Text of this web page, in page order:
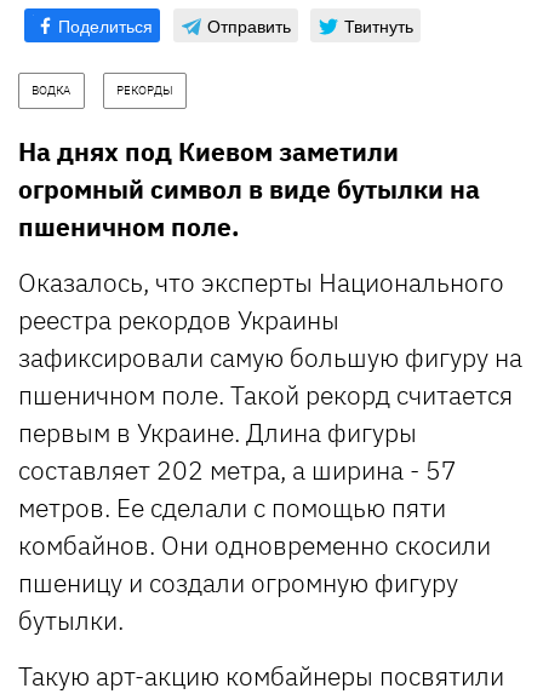
Поделиться Отправить Твитнуть
ВОДКА РЕКОРДЫ
На днях под Киевом заметили
огромный символ в виде бутылки на
пшеничном поле.
Оказалось, что эксперты Национального
реестра рекордов Украины
зафиксировали самую большую фигуру на
пшеничном поле. Такой рекорд считается
первым в Украине. Длина фигуры
составляет 202 метра, а ширина - 57
метров. Ее сделали с помощью пяти
комбайнов. Они одновременно скосили
пшеницу и создали огромную фигуру
бутылки.
Такую арт-акцию комбайнеры посвятили